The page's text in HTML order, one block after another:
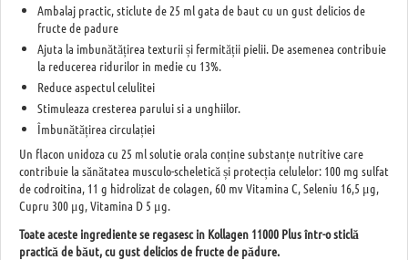
Ambalaj practic, sticlute de 25 ml gata de baut cu un gust delicios de
fructe de padure
Ajuta la imbunătățirea texturii și fermității pielii. De asemenea contribuie
la reducerea ridurilor in medie cu 13%.
Reduce aspectul celulitei
Stimuleaza cresterea parului si a unghiilor.
Îmbunătățirea circulației
Un flacon unidoza cu 25 ml solutie orala conține substanțe nutritive care
contribuie la sănătatea musculo-scheletică și protecția celulelor: 100 mg sulfat
de codroitina, 11 g hidrolizat de colagen, 60 mv Vitamina C, Seleniu 16,5 μg,
Cupru 300 μg, Vitamina D 5 μg.
Toate aceste ingrediente se regasesc in Kollagen 11000 Plusîntr-o sticlă
practică de băut, cu gust delicios de fructe de pădure.